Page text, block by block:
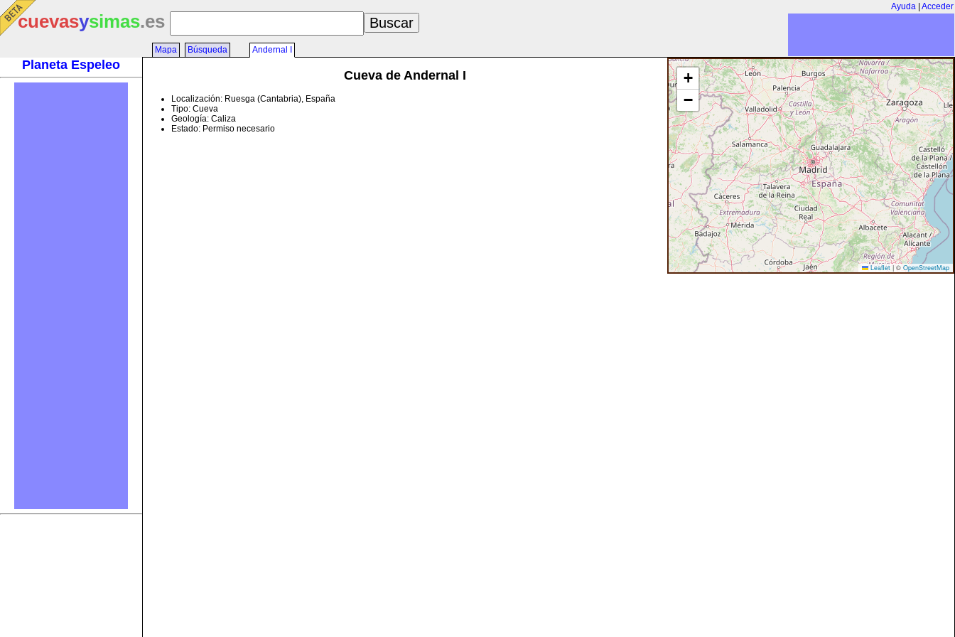
Ayuda Acceder
cuevasysimas.es
Planeta Espeleo
Mapa Búsqueda Andernal I
+
−
Leaflet | © OpenStreetMap
Cueva de Andernal I
Localización: Ruesga (Cantabria), España
Tipo: Cueva
Geología: Caliza
Estado: Permiso necesario